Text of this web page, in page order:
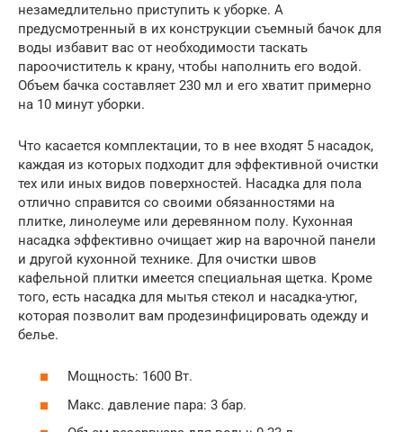
незамедлительно приступить к уборке. А
предусмотренный в их конструкции съемный бачок для
воды избавит вас от необходимости таскать
пароочиститель к крану, чтобы наполнить его водой.
Объем бачка составляет 230 мл и его хватит примерно
на 10 минут уборки.
Что касается комплектации, то в нее входят 5 насадок,
каждая из которых подходит для эффективной очистки
тех или иных видов поверхностей. Насадка для пола
отлично справится со своими обязанностями на
плитке, линолеуме или деревянном полу. Кухонная
насадка эффективно очищает жир на варочной панели
и другой кухонной технике. Для очистки швов
кафельной плитки имеется специальная щетка. Кроме
того, есть насадка для мытья стекол и насадка-утюг,
которая позволит вам продезинфицировать одежду и
белье.
Мощность: 1600 Вт.
Макс. давление пара: 3 бар.